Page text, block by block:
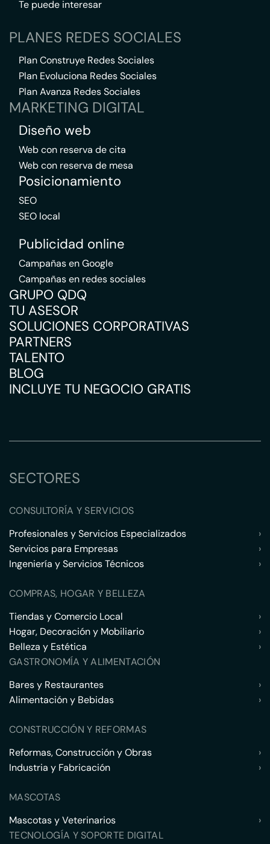
Te puede interesar
PLANES REDES SOCIALES
Plan Construye Redes Sociales
Plan Evoluciona Redes Sociales
Plan Avanza Redes Sociales
MARKETING DIGITAL
Diseño web
Web con reserva de cita
Web con reserva de mesa
Posicionamiento
SEO
SEO local
Publicidad online
Campañas en Google
Campañas en redes sociales
GRUPO QDQ
TU ASESOR
SOLUCIONES CORPORATIVAS
PARTNERS
TALENTO
BLOG
INCLUYE TU NEGOCIO GRATIS
SECTORES
CONSULTORÍA Y SERVICIOS
Profesionales y Servicios Especializados
›
Servicios para Empresas
›
Ingeniería y Servicios Técnicos
›
COMPRAS, HOGAR Y BELLEZA
Tiendas y Comercio Local
›
Hogar, Decoración y Mobiliario
›
Belleza y Estética
›
GASTRONOMÍA Y ALIMENTACIÓN
Bares y Restaurantes
›
Alimentación y Bebidas
›
CONSTRUCCIÓN Y REFORMAS
Reformas, Construcción y Obras
›
Industria y Fabricación
›
MASCOTAS
Mascotas y Veterinarios
›
TECNOLOGÍA Y SOPORTE DIGITAL